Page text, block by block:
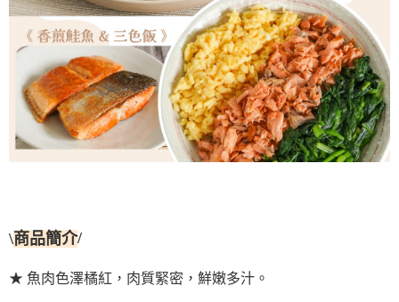
\商品簡介/
★ 魚肉色澤橘紅，肉質緊密，鮮嫩多汁。